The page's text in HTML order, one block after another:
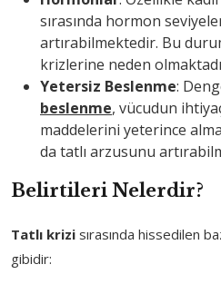
sırasında hormon
artırabilmektedir. Bu
krizlerine neden
Yetersiz Beslenme:
beslenme, vücudun
maddelerini yeterince
da tatlı arzusunu
Belirtileri Nelerdir?
Tatlı krizi sırasında hissedilen
gibidir: